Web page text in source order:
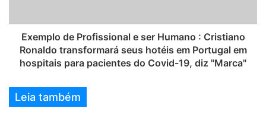
Exemplo de Profissional e ser Humano : Cristiano
Ronaldo transformará seus hotéis em Portugal em
hospitais para pacientes do Covid-19, diz "Marca"
Leia também